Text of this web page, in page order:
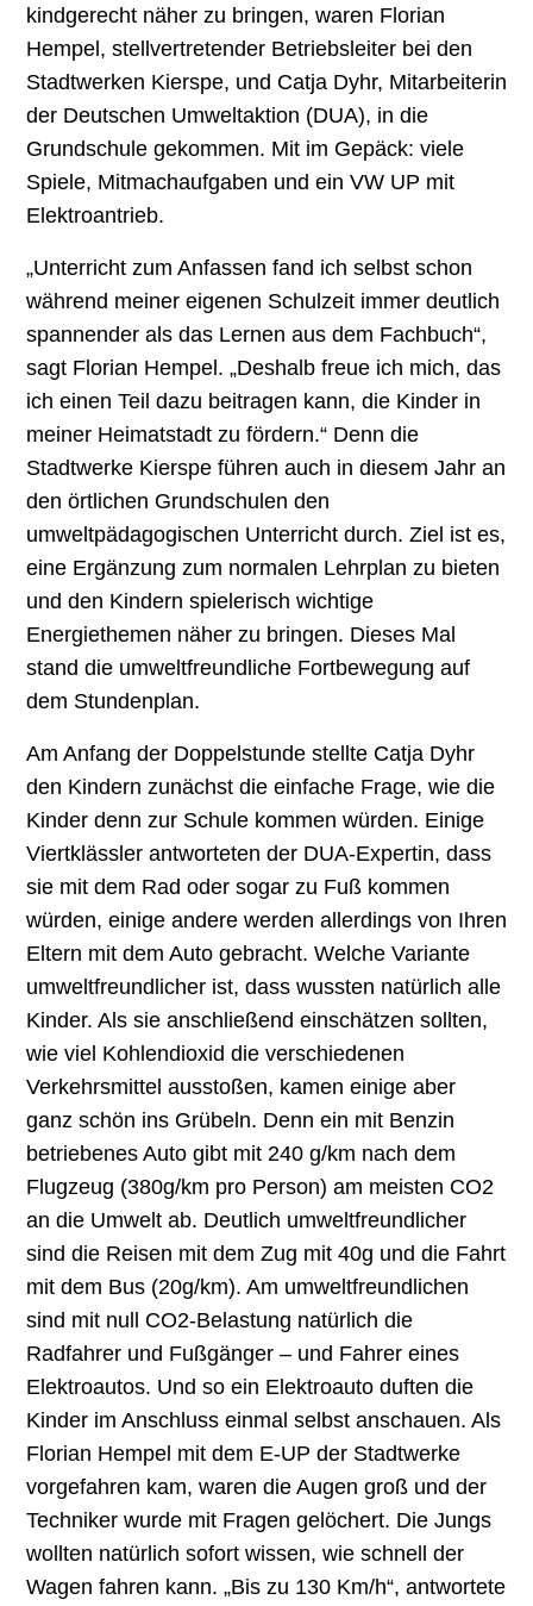
kindgerecht näher zu bringen, waren Florian
Hempel, stellvertretender Betriebsleiter bei den
Stadtwerken Kierspe, und Catja Dyhr, Mitarbeiterin
der Deutschen Umweltaktion (DUA), in die
Grundschule gekommen. Mit im Gepäck: viele
Spiele, Mitmachaufgaben und ein VW UP mit
Elektroantrieb.
„Unterricht zum Anfassen fand ich selbst schon
während meiner eigenen Schulzeit immer deutlich
spannender als das Lernen aus dem Fachbuch“,
sagt Florian Hempel. „Deshalb freue ich mich, das
ich einen Teil dazu beitragen kann, die Kinder in
meiner Heimatstadt zu fördern.“ Denn die
Stadtwerke Kierspe führen auch in diesem Jahr an
den örtlichen Grundschulen den
umweltpädagogischen Unterricht durch. Ziel ist es,
eine Ergänzung zum normalen Lehrplan zu bieten
und den Kindern spielerisch wichtige
Energiethemen näher zu bringen. Dieses Mal
stand die umweltfreundliche Fortbewegung auf
dem Stundenplan.
Am Anfang der Doppelstunde stellte Catja Dyhr
den Kindern zunächst die einfache Frage, wie die
Kinder denn zur Schule kommen würden. Einige
Viertklässler antworteten der DUA-Expertin, dass
sie mit dem Rad oder sogar zu Fuß kommen
würden, einige andere werden allerdings von Ihren
Eltern mit dem Auto gebracht. Welche Variante
umweltfreundlicher ist, dass wussten natürlich alle
Kinder. Als sie anschließend einschätzen sollten,
wie viel Kohlendioxid die verschiedenen
Verkehrsmittel ausstoßen, kamen einige aber
ganz schön ins Grübeln. Denn ein mit Benzin
betriebenes Auto gibt mit 240 g/km nach dem
Flugzeug (380g/km pro Person) am meisten CO2
an die Umwelt ab. Deutlich umweltfreundlicher
sind die Reisen mit dem Zug mit 40g und die Fahrt
mit dem Bus (20g/km). Am umweltfreundlichen
sind mit null CO2-Belastung natürlich die
Radfahrer und Fußgänger – und Fahrer eines
Elektroautos. Und so ein Elektroauto duften die
Kinder im Anschluss einmal selbst anschauen. Als
Florian Hempel mit dem E-UP der Stadtwerke
vorgefahren kam, waren die Augen groß und der
Techniker wurde mit Fragen gelöchert. Die Jungs
wollten natürlich sofort wissen, wie schnell der
Wagen fahren kann. „Bis zu 130 Km/h“, antwortete